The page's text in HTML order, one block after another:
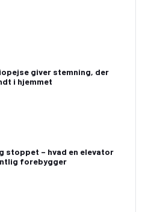
giver stemning, der
i hjemmet
stoppet – hvad en elevator
forebygger